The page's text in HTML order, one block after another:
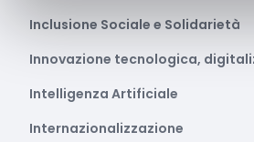
Inclusione Sociale e Solidarietà
Innovazione tecnologica,
Intelligenza Artificiale
Internazionalizzazione